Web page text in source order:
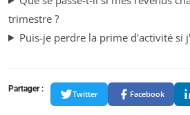
trimestre ?
Puis-je perdre la prime d'activité si
Partager :
Twitter Facebook